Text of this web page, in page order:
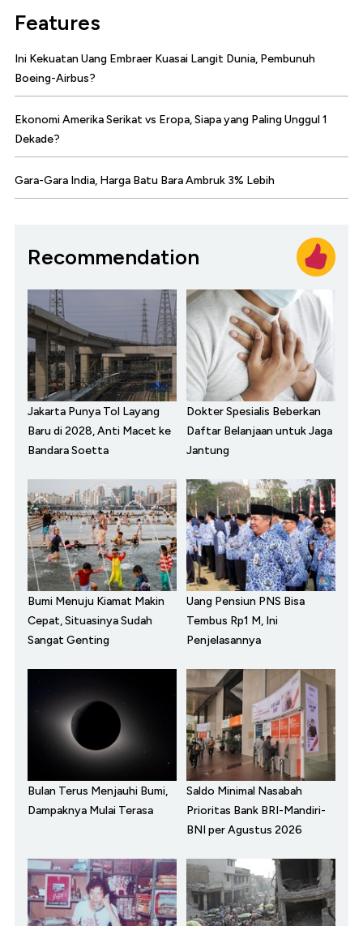
Features
Ini Kekuatan Uang Embraer Kuasai Langit Dunia, Pembunuh
Boeing-Airbus?
Ekonomi Amerika Serikat vs Eropa, Siapa yang Paling Unggul 1
Dekade?
Gara-Gara India, Harga Batu Bara Ambruk 3% Lebih
Recommendation
Jakarta Punya Tol Layang
Baru di 2028, Anti Macet ke
Bandara Soetta
Dokter Spesialis Beberkan
Daftar Belanjaan untuk Jaga
Jantung
Bumi Menuju Kiamat Makin
Cepat, Situasinya Sudah
Sangat Genting
Uang Pensiun PNS Bisa
Tembus Rp1 M, Ini
Penjelasannya
Bulan Terus Menjauhi Bumi,
Dampaknya Mulai Terasa
Saldo Minimal Nasabah
Prioritas Bank BRI-Mandiri-
BNI per Agustus 2026